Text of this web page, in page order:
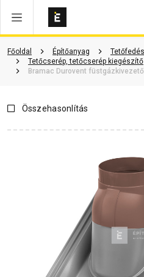
Főoldal Építőanyag
Tetőfedés
Tetőcserép, tetőcserép kiegészítő
Bramac Durovent
Vásárlói vélemények Kérdések
Összehasonlítás